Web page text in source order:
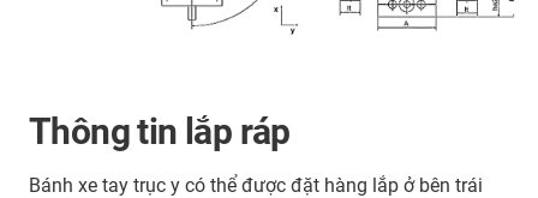
Thông tin lắp ráp
Bánh xe tay trục y có thể được đặt hàng lắp ở bên trái